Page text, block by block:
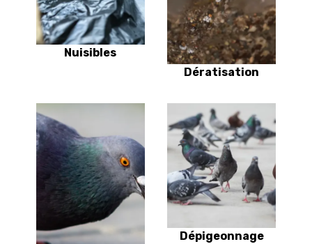
Nuisibles
Dératisation
Dépigeonnage